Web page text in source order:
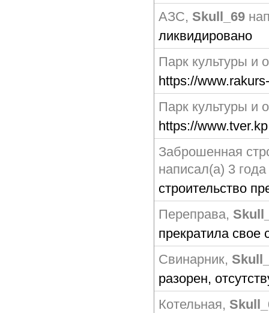
АЗС, Skull_69
ликвидировано
Парк культуры и
https://
Парк культуры и
https://
Заброшенная
написал(а) 3
строительство
Переправа,
прекратила свое
Свинарник,
разорен,
Котельная,